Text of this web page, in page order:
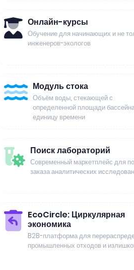
Онлайн-курсы
Обучение для начинающих и не
инженеров-экологов
Модуль стока
Объём воды, стекающей с
определенной площади
единицу времени
Поиск лабораторий
Современный маркетплейс для
заказа аналитических
EcoCircle: Циркулярная
экономика
B2B-платформа для
промышленных отходов и